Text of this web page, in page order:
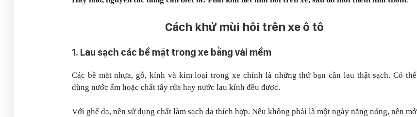
Cách khử mùi hôi trên xe ô tô
1. Lau sạch các bề mặt trong xe bằng vải mềm
Các bề mặt nhựa, gỗ, kính và kim loại trong xe chính là những thứ bạn cần lau thật sạch. Có thể
dùng nước ấm hoặc chất tẩy rửa hay nước lau kính đều được.
Với ghế da, nên sử dụng chất làm sạch da thích hợp. Nếu không phải là một ngày nắng nóng, nên mở